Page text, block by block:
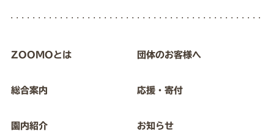
ZOOMOとは
総合案内
園内紹介
団体のお客様へ
応援・寄付
お知らせ